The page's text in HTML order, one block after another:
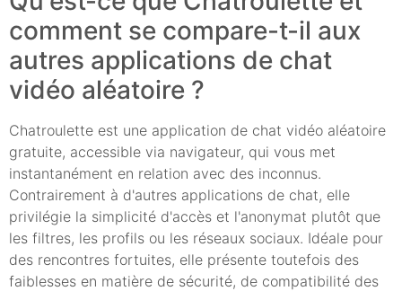
comment se compare-t-il aux
autres applications de chat
vidéo aléatoire ?
Chatroulette est une application de chat vidéo aléatoire
gratuite, accessible via navigateur, qui vous met
instantanément en relation avec des inconnus.
Contrairement à d'autres applications de chat, elle
privilégie la simplicité d'accès et l'anonymat plutôt que
les filtres, les profils ou les réseaux sociaux. Idéale pour
des rencontres fortuites, elle présente toutefois des
faiblesses en matière de sécurité, de compatibilité des